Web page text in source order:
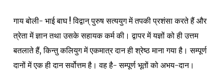
गाय बोली- भाई बाघ ! विद्वान् पुरुष सत्ययुग में तपकी प्रशंसा करते हैं और
त्रेता में ज्ञान तथा उसके सहायक कर्म की। द्वापर में यज्ञों को ही उत्तम
बतलाते हैं, किन्तु कलियुग में एकमात्र दान ही श्रेष्ठ माना गया है। सम्पूर्ण
दानों में एक ही दान सर्वोत्तम है। वह है- सम्पूर्ण भूतों को अभय-दान।